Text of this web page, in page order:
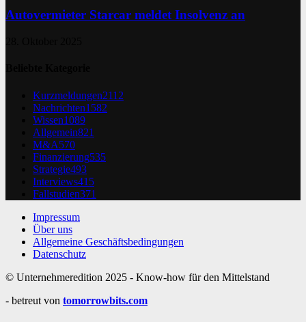
Autovermieter Starcar meldet Insolvenz an
Kurzmeldungen2112
Nachrichten1582
Wissen1089
Allgemein821
M&A570
Finanzierung535
Strategie493
Interviews415
Fallstudien371
Impressum
Über uns
Allgemeine Geschäftsbedingungen
Datenschutz
© Unternehmeredition 2025 - Know-how für den Mittelstand
- betreut von tomorrowbits.com